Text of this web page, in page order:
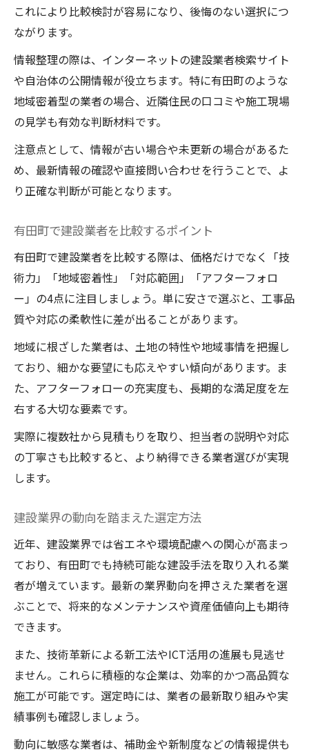
建設トラブルを防ぐための事前対策
建設プロジェクトで役立つ地域企業の選び
方
許可情報から紐解く建設業者の選定
建設許可の種類と信頼できる業者の見分け
方
建設業許可が業者選びに与える影響
建設業者の許可情報を正確に調べる方法
建設許可取得業者の特徴と安心感
ント
有田町建設業者比較で安心業者に出会う
建設業者比較で重視すべき評価基準とは
建設業者を複数チェックする際の注意点
建設業者選びで見落としがちな比較ポイン
ト
建設プロジェクトに合う業者の選び方
建設業者の営業体制と対応力を比較しよう
これにより比較検討が容易になり、後悔のない選択につ
ながります。
情報整理の際は、インターネットの建設業者検索サイト
や自治体の公開情報が役立ちます。特に有田町のような
地域密着型の業者の場合、近隣住民の口コミや施工現場
の見学も有効な判断材料です。
注意点として、情報が古い場合や未更新の場合があるた
め、最新情報の確認や直接問い合わせを行うことで、よ
り正確な判断が可能となります。
有田町で建設業者を比較するポイント
有田町で建設業者を比較する際は、価格だけでなく「技
術力」「地域密着性」「対応範囲」「アフターフォロ
ー」の4点に注目しましょう。単に安さで選ぶと、工事品
質や対応の柔軟性に差が出ることがあります。
地域に根ざした業者は、土地の特性や地域事情を把握し
ており、細かな要望にも応えやすい傾向があります。ま
た、アフターフォローの充実度も、長期的な満足度を左
右する大切な要素です。
実際に複数社から見積もりを取り、担当者の説明や対応
の丁寧さも比較すると、より納得できる業者選びが実現
します。
建設業界の動向を踏まえた選定方法
近年、建設業界では省エネや環境配慮への関心が高まっ
ており、有田町でも持続可能な建設手法を取り入れる業
者が増えています。最新の業界動向を押さえた業者を選
ぶことで、将来的なメンテナンスや資産価値向上も期待
できます。
また、技術革新による新工法やICT活用の進展も見逃せ
ません。これらに積極的な企業は、効率的かつ高品質な
施工が可能です。選定時には、業者の最新取り組みや実
績事例も確認しましょう。
動向に敏感な業者は、補助金や新制度などの情報提供も